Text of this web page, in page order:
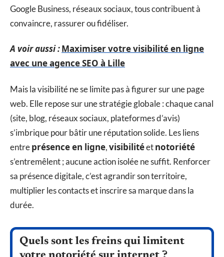
Google Business, réseaux sociaux, tous contribuent à
convaincre, rassurer ou fidéliser.
A voir aussi :Maximiser votre visibilité en ligne
avec une agence SEO à Lille
Mais la visibilité ne se limite pas à figurer sur une page
web. Elle repose sur une stratégie globale : chaque canal
(site, blog, réseaux sociaux, plateformes d’avis)
s’imbrique pour bâtir une réputation solide. Les liens
entreprésence en ligne,visibilitéetnotoriété
s’entremêlent ; aucune action isolée ne suffit. Renforcer
sa présence digitale, c’est agrandir son territoire,
multiplier les contacts et inscrire sa marque dans la
durée.
Quels sont les freins qui limitent